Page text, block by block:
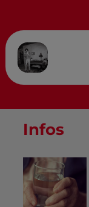
Infos